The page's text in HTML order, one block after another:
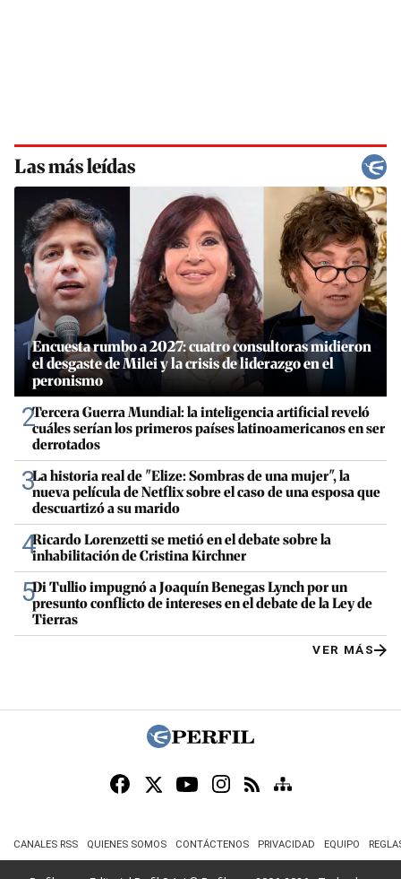
Las más leídas
1Encuesta rumbo a 2027: cuatro consultoras midieron
el desgaste de Milei y la crisis de liderazgo en el
peronismo
2Tercera Guerra Mundial: la inteligencia artificial reveló
cuáles serían los primeros países latinoamericanos en ser
derrotados
3La historia real de "Elize: Sombras de una mujer", la
nueva película de Netflix sobre el caso de una esposa que
descuartizó a su marido
4Ricardo Lorenzetti se metió en el debate sobre la
inhabilitación de Cristina Kirchner
5Di Tullio impugnó a Joaquín Benegas Lynch por un
presunto conflicto de intereses en el debate de la Ley de
Tierras
VER MÁS
CANALES RSS QUIENES SOMOS CONTÁCTENOS PRIVACIDAD EQUIPO